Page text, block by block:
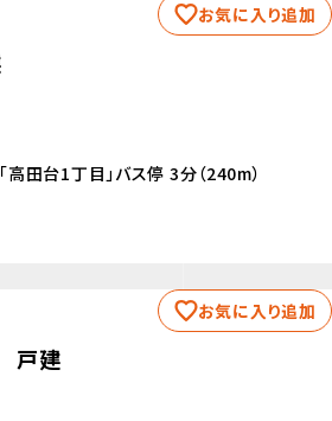
お気に入り追加
高田台1丁目」バス停 3分（240m）
お気に入り追加
戸建